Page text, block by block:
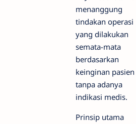
menanggung
tindakan operasi
yang dilakukan
semata-mata
berdasarkan
keinginan pasien
tanpa adanya
indikasi medis.
Prinsip utama